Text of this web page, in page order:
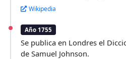
Wikipedia
Año 1755
Se publica en Londres el
de Samuel Johnson.